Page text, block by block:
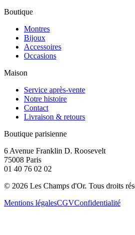
Boutique
Montres
Bijoux
Accessoires
Occasions
Maison
Service après-vente
Notre histoire
Contact
Livraison & retours
Boutique parisienne
6 Avenue Franklin D. Roosevelt
75008 Paris
01 40 76 02 02
© 2026 Les Champs d'Or. Tous droits
Mentions légalesCGVConfidentialité